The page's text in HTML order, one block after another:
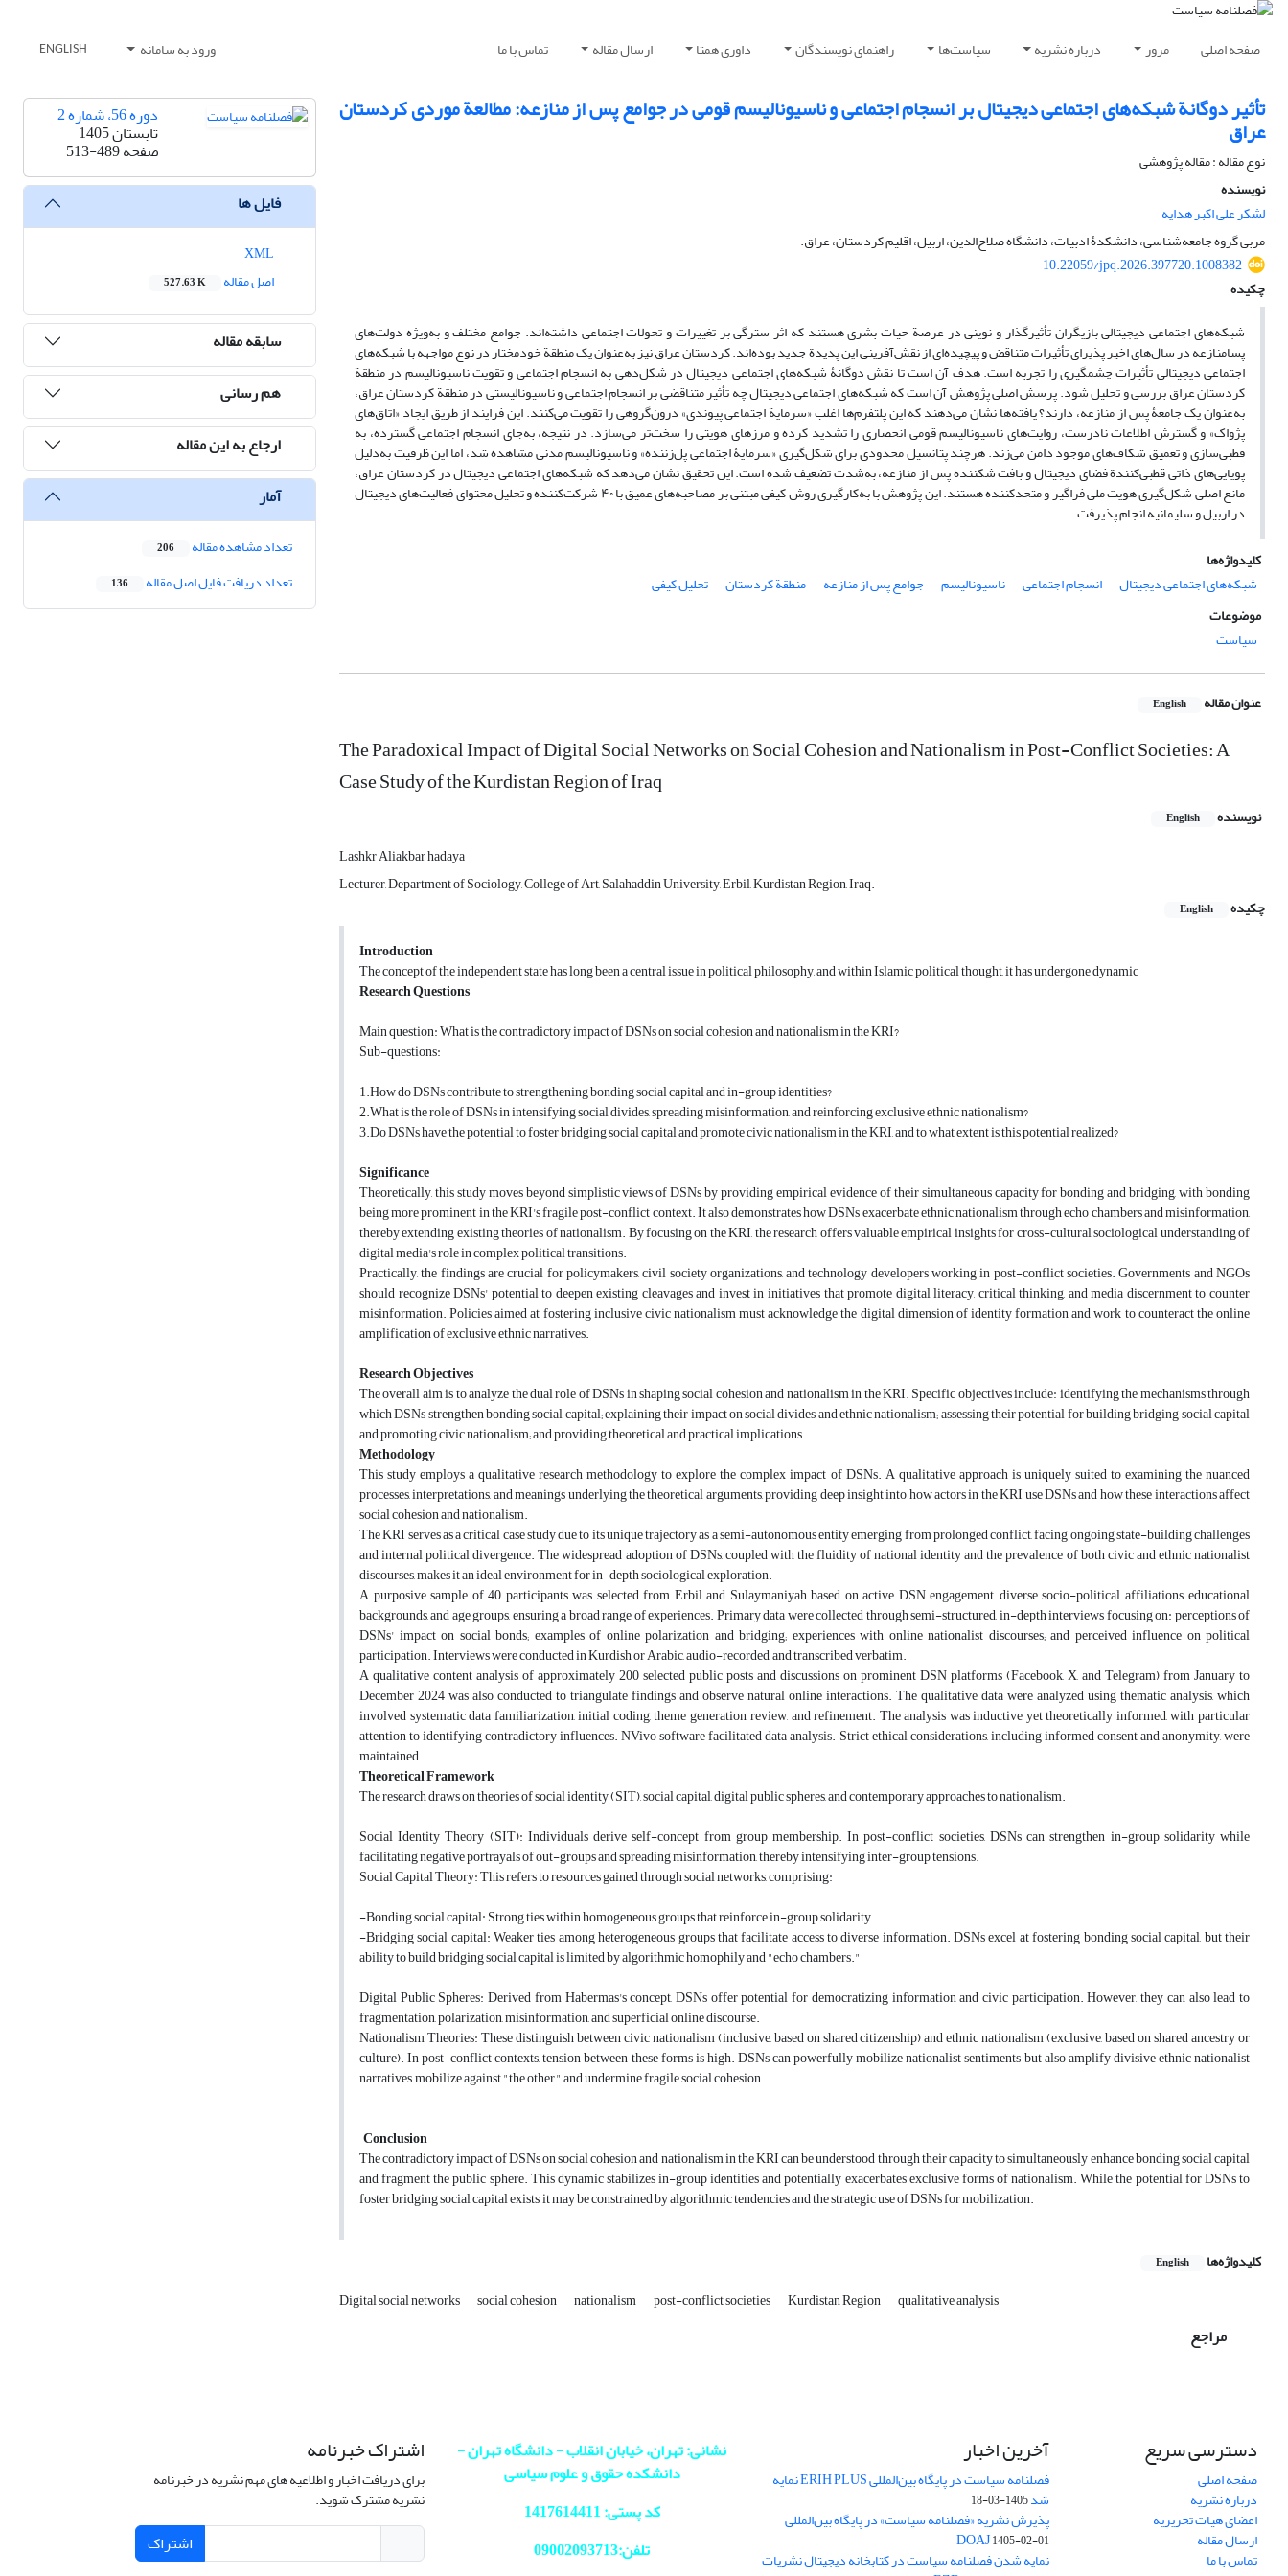
صفحه اصلی مرور درباره نشریه سیاست‌ها راهنمای نویسندگان داوری همتا ارسال مقاله تماس با ما ورود به سامانه ENGLISH
تأثیر دوگانة شبکه‌های اجتماعی دیجیتال بر انسجام اجتماعی و ناسیونالیسم قومی در جوامع پس از منازعه: مطالعة موردی کردستان
عراق
نوع مقاله : مقاله پژوهشی
نویسنده
لشکر علی اکبر هدایه
مربی گروه جامعه‌شناسی، دانشکدۀ ادبیات، دانشگاه صلاح‌الدین، اربیل، اقلیم کردستان، عراق.
10.22059/jpq.2026.397720.1008382
چکیده
شبکه‌های اجتماعی دیجیتالی بازیگران تأثیرگذار و نوینی در عرصة حیات بشری هستند که اثر سترگی بر تغییرات و تحولات اجتماعی داشته‌اند. جوامع مختلف و به‌ویژه دولت‌های
پسامنازعه در سال‌های اخیر پذیرای تأثیرات متناقض و پیچیده‌ای از نقش‌آفرینی این پدیدة جدید بوده‌اند. کردستان عراق نیز به‌عنوان یک منطقة خودمختار در نوع مواجهه با شبکه‌های
اجتماعی دیجیتالی تأثیرات چشمگیری را تجربه است. هدف آن است تا نقش دوگانۀ شبکه‌های اجتماعی دیجیتال در شکل‌دهی به انسجام اجتماعی و تقویت ناسیونالیسم در منطقة
کردستان عراق بررسی و تحلیل شود. پرسش اصلی پژوهش آن است که شبکه‌های اجتماعی دیجیتال چه تأثیر متناقضی بر انسجام اجتماعی و ناسیونالیستی در منطقة کردستان عراق،
به‌عنوان یک جامعۀ پس از منازعه، دارند؟ یافته‌ها نشان می‌دهند که این پلتفرم‌ها اغلب «سرمایة اجتماعی پیوندی» درون‌گروهی را تقویت می‌کنند. این فرایند از طریق ایجاد «اتاق‌های
پژواک» و گسترش اطلاعات نادرست، روایت‌های ناسیونالیسم قومی انحصاری را تشدید کرده و مرزهای هویتی را سخت‌تر می‌سازد. در نتیجه، به‌جای انسجام اجتماعی گسترده، به
قطبی‌سازی و تعمیق شکاف‌های موجود دامن می‌زند. هرچند پتانسیل محدودی برای شکل‌گیری «سرمایۀ اجتماعی پل‌زننده» و ناسیونالیسم مدنی مشاهده شد، اما این ظرفیت به‌دلیل
پویایی‌های ذاتی قطبی‌کنندة فضای دیجیتال و بافت شکننده پس از منازعه، به‌شدت تضعیف شده است. این تحقیق نشان می‌دهد که شبکه‌های اجتماعی دیجیتال در کردستان عراق،
مانع اصلی شکل‌گیری هویت ملی فراگیر و متحدکننده هستند. این پژوهش با به‌کارگیری روش کیفی مبتنی بر مصاحبه‌های عمیق با ۴۰ شرکت‌کننده و تحلیل محتوای فعالیت‌های دیجیتال
در اربیل و سلیمانیه انجام پذیرفت.
کلیدواژه‌ها
شبکه‌های اجتماعی دیجیتال
انسجام اجتماعی ناسیونالیسم جوامع پس از منازعه منطقة کردستان
تحلیل کیفی
موضوعات
سیاست
عنوان مقاله English
The Paradoxical Impact of Digital Social Networks on Social Cohesion and Nationalism in Post-Conflict Societies: A
Case Study of the Kurdistan Region of Iraq
نویسنده English
Lashkr Aliakbar hadaya
Lecturer, Department of Sociology, College of Art, Salahaddin University, Erbil, Kurdistan Region, Iraq.
چکیده
English
Introduction
The concept of the independent state has long been a central issue in political philosophy, and within Islamic political thought, it has undergone dynamic
Research Questions
Main question: What is the contradictory impact of DSNs on social cohesion and nationalism in the KRI?
Sub-questions:
1.How do DSNs contribute to strengthening bonding social capital and in-group identities?
2.What is the role of DSNs in intensifying social divides, spreading misinformation, and reinforcing exclusive ethnic nationalism?
3.Do DSNs have the potential to foster bridging social capital and promote civic nationalism in the KRI, and to what extent is this potential realized?
Significance
Theoretically, this study moves beyond simplistic views of DSNs by providing empirical evidence of their simultaneous capacity for bonding and bridging, with bonding
being more prominent in the KRI's fragile post-conflict context. It also demonstrates how DSNs exacerbate ethnic nationalism through echo chambers and misinformation,
thereby extending existing theories of nationalism. By focusing on the KRI, the research offers valuable empirical insights for cross-cultural sociological understanding of
digital media's role in complex political transitions.
Practically, the findings are crucial for policymakers, civil society organizations, and technology developers working in post-conflict societies. Governments and NGOs
should recognize DSNs' potential to deepen existing cleavages and invest in initiatives that promote digital literacy, critical thinking, and media discernment to counter
misinformation. Policies aimed at fostering inclusive civic nationalism must acknowledge the digital dimension of identity formation and work to counteract the online
amplification of exclusive ethnic narratives.
Research Objectives
The overall aim is to analyze the dual role of DSNs in shaping social cohesion and nationalism in the KRI. Specific objectives include: identifying the mechanisms through
which DSNs strengthen bonding social capital; explaining their impact on social divides and ethnic nationalism; assessing their potential for building bridging social capital
and promoting civic nationalism; and providing theoretical and practical implications.
Methodology
This study employs a qualitative research methodology to explore the complex impact of DSNs. A qualitative approach is uniquely suited to examining the nuanced
processes, interpretations, and meanings underlying the theoretical arguments, providing deep insight into how actors in the KRI use DSNs and how these interactions affect
social cohesion and nationalism.
The KRI serves as a critical case study due to its unique trajectory as a semi-autonomous entity emerging from prolonged conflict, facing ongoing state-building challenges
and internal political divergence. The widespread adoption of DSNs, coupled with the fluidity of national identity and the prevalence of both civic and ethnic nationalist
discourses, makes it an ideal environment for in-depth sociological exploration.
A purposive sample of 40 participants was selected from Erbil and Sulaymaniyah based on active DSN engagement, diverse socio-political affiliations, educational
backgrounds, and age groups, ensuring a broad range of experiences. Primary data were collected through semi-structured, in-depth interviews focusing on: perceptions of
DSNs' impact on social bonds; examples of online polarization and bridging; experiences with online nationalist discourses; and perceived influence on political
participation. Interviews were conducted in Kurdish or Arabic, audio-recorded, and transcribed verbatim.
A qualitative content analysis of approximately 200 selected public posts and discussions on prominent DSN platforms (Facebook, X, and Telegram) from January to
December 2024 was also conducted to triangulate findings and observe natural online interactions. The qualitative data were analyzed using thematic analysis, which
involved systematic data familiarization, initial coding, theme generation, review, and refinement. The analysis was inductive yet theoretically informed, with particular
attention to identifying contradictory influences. NVivo software facilitated data analysis. Strict ethical considerations, including informed consent and anonymity, were
maintained.
Theoretical Framework
The research draws on theories of social identity (SIT), social capital, digital public spheres, and contemporary approaches to nationalism.
Social Identity Theory (SIT): Individuals derive self-concept from group membership. In post-conflict societies, DSNs can strengthen in-group solidarity while
facilitating negative portrayals of out-groups and spreading misinformation, thereby intensifying inter-group tensions.
Social Capital Theory: This refers to resources gained through social networks, comprising:
-Bonding social capital: Strong ties within homogeneous groups that reinforce in-group solidarity.
-Bridging social capital: Weaker ties among heterogeneous groups that facilitate access to diverse information. DSNs excel at fostering bonding social capital, but their
ability to build bridging social capital is limited by algorithmic homophily and "echo chambers."
Digital Public Spheres: Derived from Habermas's concept, DSNs offer potential for democratizing information and civic participation. However, they can also lead to
fragmentation, polarization, misinformation, and superficial online discourse.
Nationalism Theories: These distinguish between civic nationalism (inclusive, based on shared citizenship) and ethnic nationalism (exclusive, based on shared ancestry or
culture). In post-conflict contexts, tension between these forms is high. DSNs can powerfully mobilize nationalist sentiments but also amplify divisive ethnic nationalist
narratives, mobilize against "the other," and undermine fragile social cohesion.
Conclusion
The contradictory impact of DSNs on social cohesion and nationalism in the KRI can be understood through their capacity to simultaneously enhance bonding social capital
and fragment the public sphere. This dynamic stabilizes in-group identities and potentially exacerbates exclusive forms of nationalism. While the potential for DSNs to
foster bridging social capital exists, it may be constrained by algorithmic tendencies and the strategic use of DSNs for mobilization.
کلیدواژه‌ها English
Digital social networks social cohesion nationalism post-conflict societies Kurdistan Region qualitative analysis
مراجع
دوره 56، شماره 2
تابستان 1405
صفحه513-489
فایل ها
اصل مقاله
527.63 K
سابقه مقاله
هم رسانی
ارجاع به این مقاله
آمار
تعداد مشاهده مقاله 206
تعداد دریافت فایل اصل مقاله 136
دسترسی سریع
صفحه اصلی
درباره نشریه
اعضای هیات تحریریه
ارسال مقاله
تماس با ما
آخرین اخبار
فصلنامه سیاست در پایگاه بین‌المللی ERIH PLUS نمایه
شد1405-03-18
پذیرش نشریه «فصلنامه سیاست» در پایگاه بین‌المللی
DOAJ1405-02-01
نمایه شدن فصلنامه سیاست در کتابخانه دیجیتال نشریات
نشانی: تهران، خیابان انقلاب - دانشگاه تهران -
دانشکده حقوق و علوم سیاسی
کد پستی: 1417614411
تلفن:09002093713
اشتراک خبرنامه
برای دریافت اخبار و اطلاعیه های مهم نشریه در خبرنامه
نشریه مشترک شوید.
اشتراک